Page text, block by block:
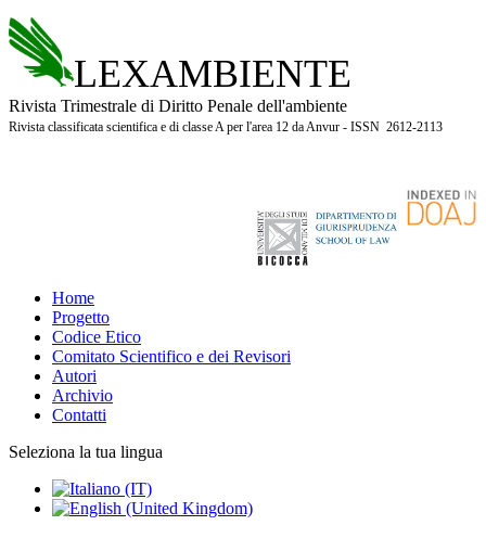
LEXAMBIENTE
Rivista Trimestrale di Diritto Penale dell'ambiente
Rivista classificata scientifica e di classe A per l'area 12 da Anvur - ISSN 2612-2113
Home
Progetto
Codice Etico
Comitato Scientifico e dei Revisori
Autori
Archivio
Contatti
Seleziona la tua lingua